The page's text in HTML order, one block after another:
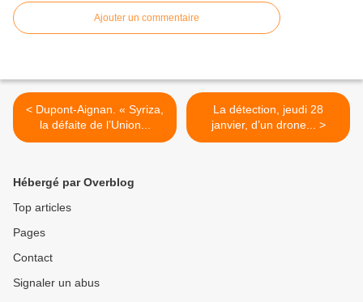
Ajouter un commentaire
< Dupont-Aignan. « Syriza,
la défaite de l’Union...
La détection, jeudi 28
janvier, d’un drone... >
Hébergé par Overblog
Top articles
Pages
Contact
Signaler un abus